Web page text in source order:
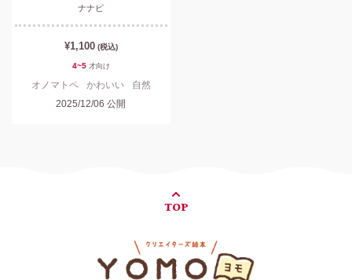
ナナピ
¥1,100 (税込)
4~5 才向け
オノマトペ かわいい
自然
2025/12/06 公開
TOP